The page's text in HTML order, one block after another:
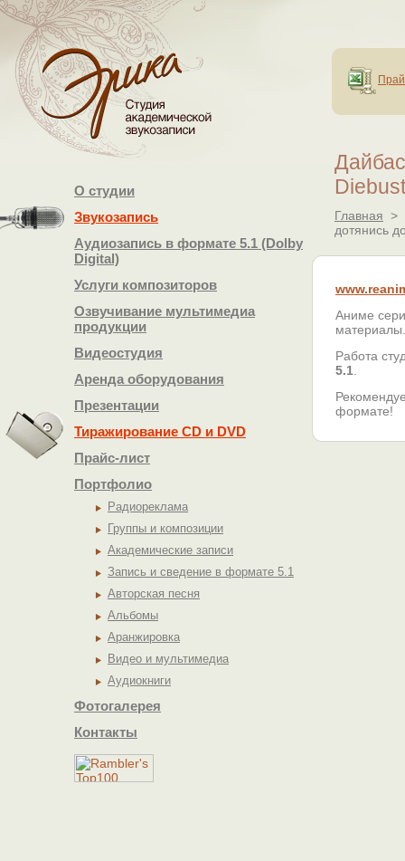
О студии
Звукозапись
Аудиозапись в формате 5.1 (Dolby
Digital)
Услуги композиторов
Озвучивание мультимедиа
продукции
Видеостудия
Аренда оборудования
Презентации
Тиражирование СD и DVD
Прайс-лист
Портфолио
Радиореклама
Группы и композиции
Академические записи
Запись и сведение в формате 5.1
Авторская песня
Альбомы
Аранжировка
Видео и мультимедиа
Аудиокниги
Фотогалерея
Контакты
Главная >
дотянись
Аниме
Работа
5.1
формате!